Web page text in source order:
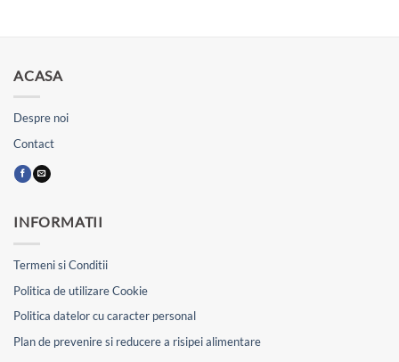
ACASA
Despre noi
Contact
INFORMATII
Termeni si Conditii
Politica de utilizare Cookie
Politica datelor cu caracter personal
Plan de prevenire si reducere a risipei alimentare